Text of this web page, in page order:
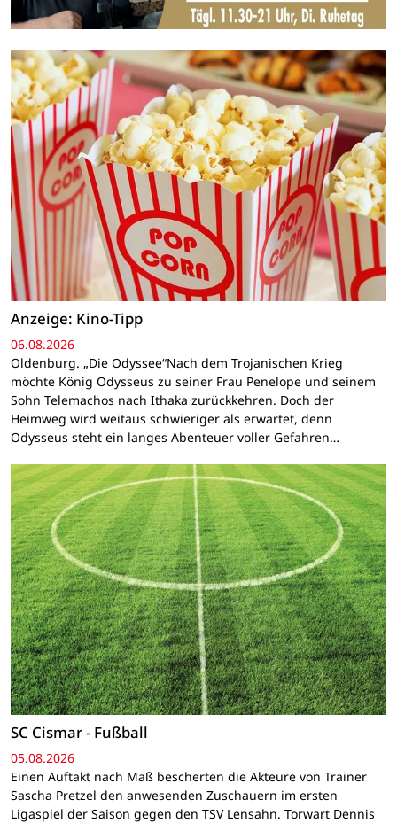
Anzeige: Kino-Tipp
06.08.2026
Oldenburg. „Die Odyssee“Nach dem Trojanischen Krieg
möchte König Odysseus zu seiner Frau Penelope und seinem
Sohn Telemachos nach Ithaka zurückkehren. Doch der
Heimweg wird weitaus schwieriger als erwartet, denn
Odysseus steht ein langes Abenteuer voller Gefahren…
SC Cismar - Fußball
05.08.2026
Einen Auftakt nach Maß bescherten die Akteure von Trainer
Sascha Pretzel den anwesenden Zuschauern im ersten
Ligaspiel der Saison gegen den TSV Lensahn. Torwart Dennis